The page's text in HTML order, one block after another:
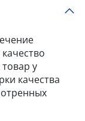
у
качества